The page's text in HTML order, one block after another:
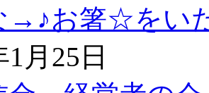
→♪お箸☆をい
1月25日